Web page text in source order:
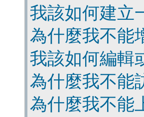
我該如何建立
為什麼我不能
我該如何編輯
為什麼我不能
為什麼我不能